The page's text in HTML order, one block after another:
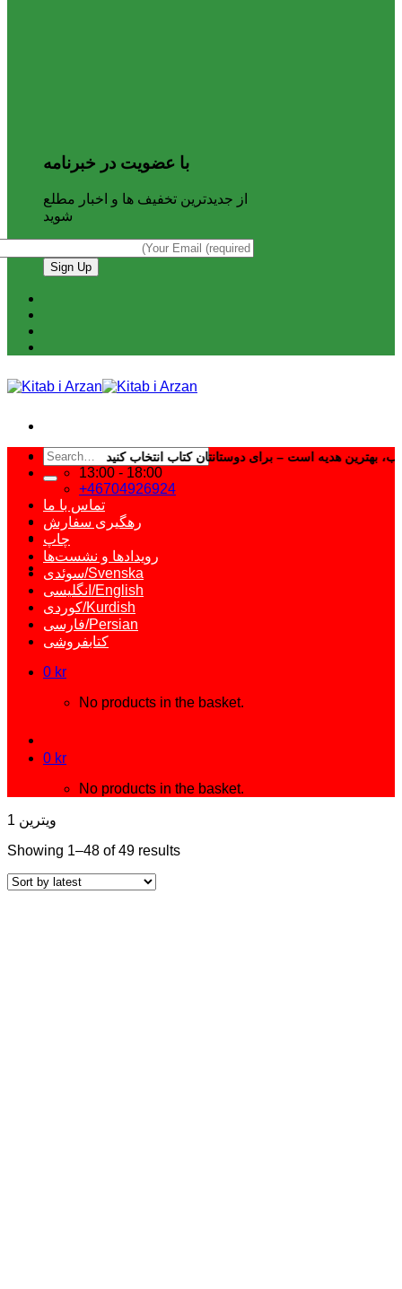
با عضویت در خبرنامه
از جدیدترین تخفیف ها و اخبار مطلع
شوید
13:00 - 18:00
+46704926924
Search
for:
تماس با ما
رهگیری سفارش
چاپ
رویدادها و نشست‌ها
سوئدی/Svenska
انگلیسی/English
کوردی/Kurdish
فارسی/Persian
کتابفروشی
0 kr
No products in the basket.
0 kr
No products in the basket.
ویترین 1
Showing 1–48 of 49 results